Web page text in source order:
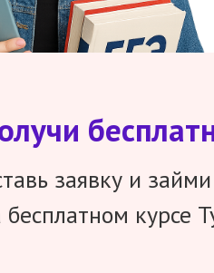
заявку и
бесплатном курсе